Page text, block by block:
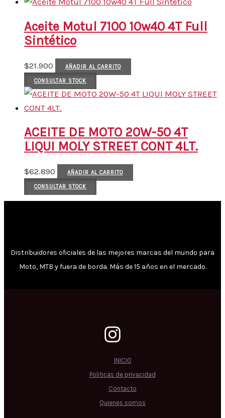
Aceite Motul 7100 10w40 4T Full
Sintético
$21.900 AÑADIR AL CARRITO
CONSULTAR STOCK
ACEITE DE MOTO 20W-50 4T
LIQUI MOLY STREET CONT 4LT.
$62.890 AÑADIR AL CARRITO
CONSULTAR STOCK
Distribuidores oficiales de las mejores marcas del mundo para
Moto, MTB y fuera de borda. Más de 15 años en el mercado.
INICIO
Politicas de privacidad
Contacto
Quienes somos